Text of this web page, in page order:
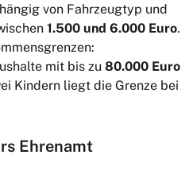
von Fahrzeugtyp und
1.500 und 6.000 Euro.
mit bis zu 80.000 Euro
Kindern liegt die Grenze bei
Ehrenamt